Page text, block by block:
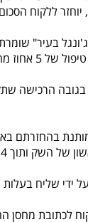
ללקוח
בעיר"
בהחזרתם
14 ימים מיום קבלת